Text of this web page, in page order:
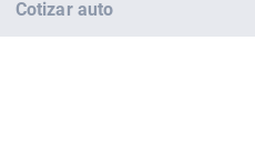
Cotizar auto